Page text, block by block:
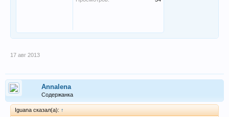
17 авг 2013
Annalena
Содержанка
Iguana сказал(а): ↑